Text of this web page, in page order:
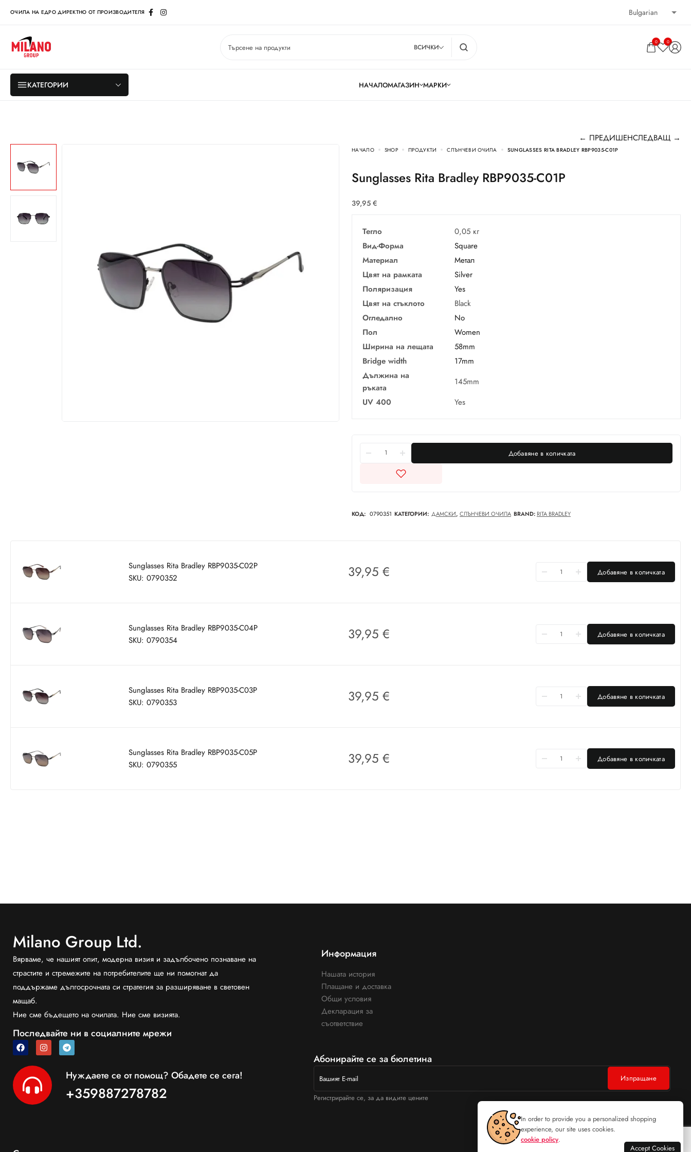
ОЧИЛА НА ЕДРО ДИРЕКТНО ОТ ПРОИЗВОДИТЕЛЯ
ВСИЧКИ
0 0
КАТЕГОРИИ НАЧАЛОМАГАЗИН МАРКИ
← ПРЕДИШЕНСЛЕДВАЩ →
НАЧАЛО SHOP ПРОДУКТИ СЛЪНЧЕВИ ОЧИЛА SUNGLASSES RITA BRADLEY RBP9035-C01P
Sunglasses Rita Bradley RBP9035-C01P
39,95 €
Тегло
0,05 кг
Вид-Форма
Square
Материал
Метал
Цвят на рамката
Silver
Поляризация
Yes
Цвят на стъклото
Black
Огледално
No
Пол
Women
Ширина на лещата
58mm
Bridge width
17mm
Дължина на
ръката
145mm
UV 400
Yes
Добавяне в количката
КОД: 0790351 КАТЕГОРИИ: ДАМСКИ, СЛЪНЧЕВИ ОЧИЛА BRAND: RITA BRADLEY
Sunglasses Rita Bradley RBP9035-C02P
SKU: 0790352
39,95 € Добавяне в количката
Sunglasses Rita Bradley RBP9035-C04P
SKU: 0790354
39,95 € Добавяне в количката
Sunglasses Rita Bradley RBP9035-C03P
SKU: 0790353
39,95 € Добавяне в количката
Sunglasses Rita Bradley RBP9035-C05P
SKU: 0790355
39,95 € Добавяне в количката
Milano Group Ltd.
Вярваме, че нашият опит, модерна визия и задълбочено познаване на
страстите и стремежите на потребителите ще ни помогнат да
поддържаме дългосрочната си стратегия за разширяване в световен
мащаб.
Ние сме бъдещето на очилата. Ние сме визията.
Последвайте ни в социалните мрежи
Нуждаете се от помощ? Обадете се сега!
+359887278782
Информация
Нашата история
Плащане и доставка
Общи условия
Декларация за
съответствие
Абонирайте се за бюлетина
Регистрирайте се, за да видите цените
In order to provide you a personalized shopping
experience, our site uses cookies.
cookie policy.
Accept Cookies